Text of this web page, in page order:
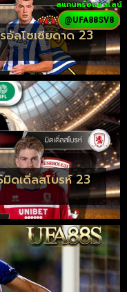
อัลโซเซียดาด 23
ดเดิ่ลสโบรห์ 23
สแกนหรือแอดไลน์
@UFA88SV8